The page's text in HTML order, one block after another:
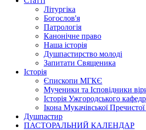
Літургіка
Богослов'я
Патрологія
Канонічне право
Наша історія
Душпастирство молоді
Запитати Священика
Історія
Єпископи МГКЄ
Мученики та Ісповідники
Історія Ужгородського
Ікона Мукачівської
Душпастир
ПАСТОРАЛЬНИЙ КАЛЕНДАР